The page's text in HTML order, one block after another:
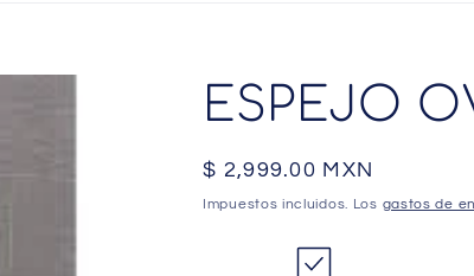
ESPEJO
Precio
habitual
$ 2,999.00 MXN
Impuestos incluidos. Los gastos de